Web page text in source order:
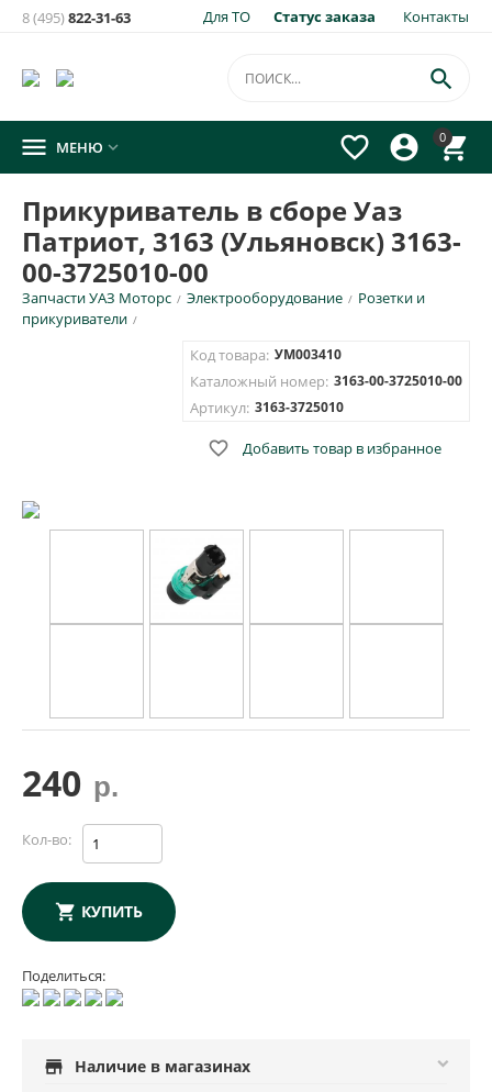
Для ТО Статус заказа Контакты
8 (495)822-31-63
0




 МЕНЮ 
Прикуриватель в сборе Уаз
Патриот, 3163 (Ульяновск) 3163-
00-3725010-00
Запчасти УАЗ Моторс / Электрооборудование / Розетки и
прикуриватели /
Код товара: УМ003410
Каталожный номер: 3163-00-3725010-00
Артикул: 3163-3725010
 Добавить товар в избранное
240 р.
Кол-во:
КУПИТЬ
Поделиться:
store Наличие в магазинах